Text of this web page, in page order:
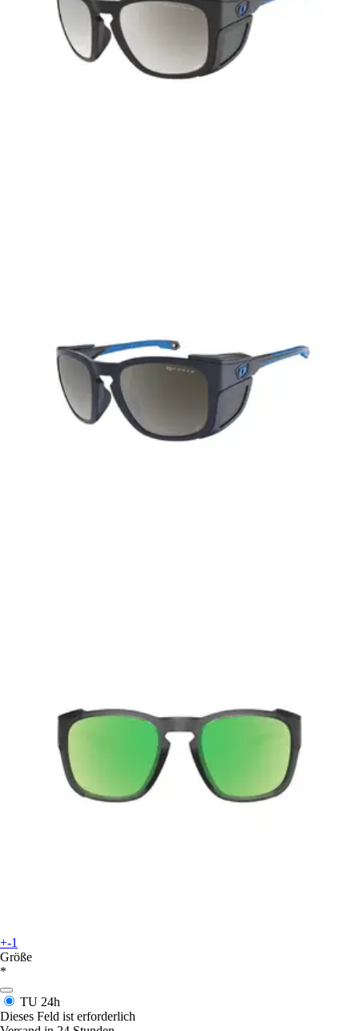
+-1
Größe
*
TU 24h
Dieses Feld ist erforderlich